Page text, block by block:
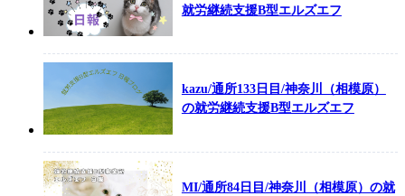
就労継続支援B型エルズエフ
kazu/通所133日目/神奈川（相模原）
の就労継続支援B型エルズエフ
MI/通所84日目/神奈川（相模原）の就